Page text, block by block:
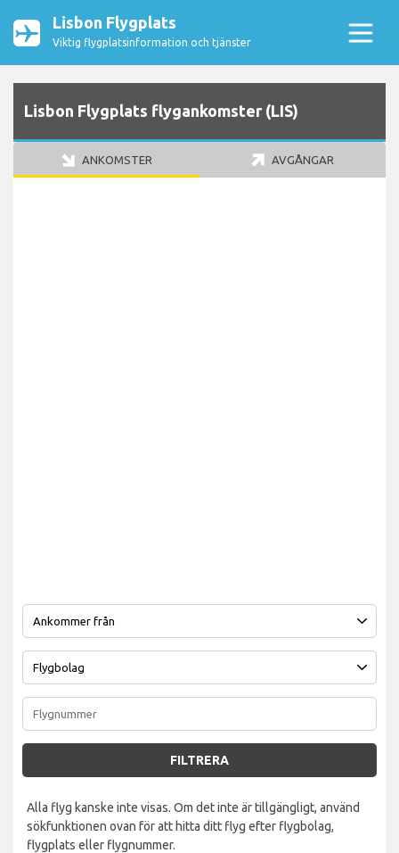
Lisbon Flygplats
Viktig flygplatsinformation och tjänster
Lisbon Flygplats flygankomster (LIS)
ANKOMSTER AVGÅNGAR
FILTRERA
Alla flyg kanske inte visas. Om det inte är tillgängligt, använd
sökfunktionen ovan för att hitta ditt flyg efter flygbolag,
flygplats eller flygnummer.